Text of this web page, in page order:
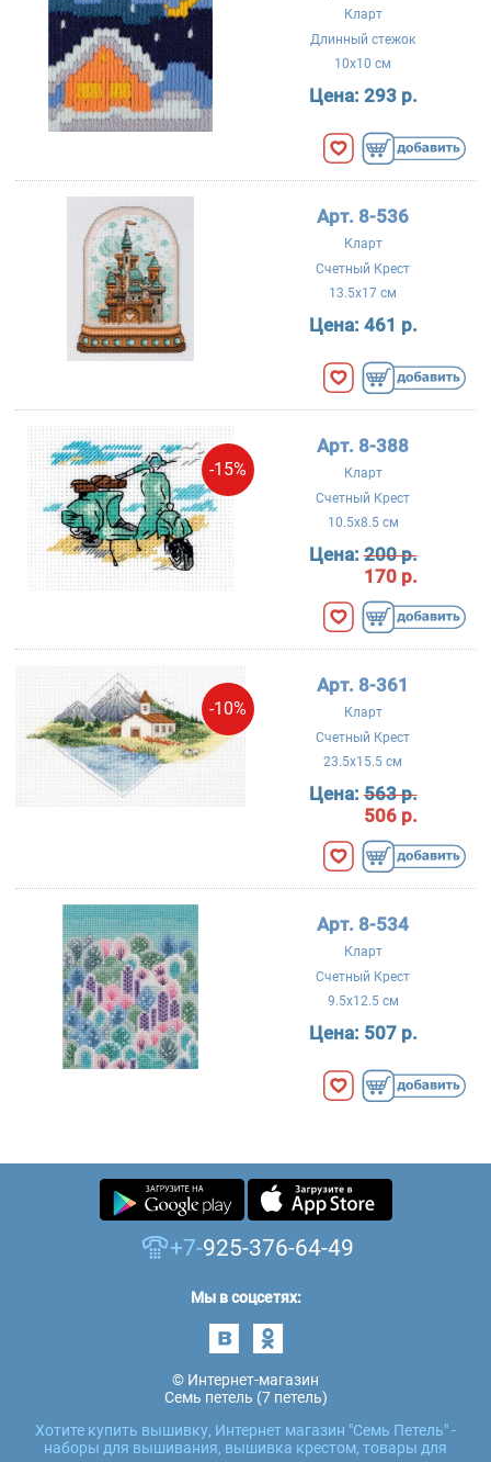
Кларт
Длинный стежок
10x10 см
Цена: 293 р.
Арт. 8-536
Кларт
Счетный Крест
13.5x17 см
Цена: 461 р.
-15%
Арт. 8-388
Кларт
Счетный Крест
10.5x8.5 см
Цена:200 р.
170 р.
-10%
Арт. 8-361
Кларт
Счетный Крест
23.5x15.5 см
Цена:563 р.
506 р.
Арт. 8-534
Кларт
Счетный Крест
9.5x12.5 см
Цена: 507 р.
+7-925-376-64-49
Мы в соцсетях:
© Интернет-магазин
Семь петель (7 петель)
Хотите купить вышивку, Интернет магазин "Семь Петель" -
наборы для вышивания, вышивка крестом, товары для